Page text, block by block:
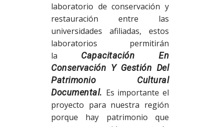
laboratorio de conservación y
restauración entre las
universidades afiliadas, estos
laboratorios permitirán
la Capacitación En
Conservación Y Gestión Del
Patrimonio Cultural
Documental. Es importante el
proyecto para nuestra región
porque hay patrimonio que